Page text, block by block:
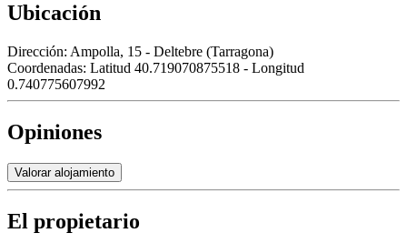
Ubicación
Dirección: Ampolla, 15 - Deltebre (Tarragona)
Coordenadas: Latitud 40.719070875518 - Longitud
0.740775607992
Opiniones
Valorar alojamiento
El propietario